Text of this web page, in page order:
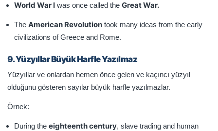
World War I was once called the Great War.
The American Revolution took many ideas from the early
civilizations of Greece and Rome.
9. Yüzyıllar Büyük Harfle Yazılmaz
Yüzyıllar ve onlardan hemen önce gelen ve kaçıncı yüzyıl
olduğunu gösteren sayılar büyük harfle yazılmazlar.
Örnek:
During the eighteenth century, slave trading and human